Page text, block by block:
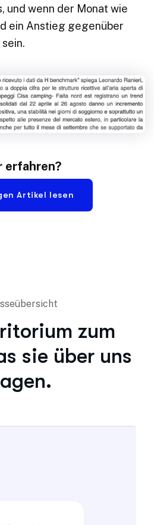
und wenn der Monat wie
ein Anstieg gegenüber
erfahren?
Artikel lesen
zum
sie über uns